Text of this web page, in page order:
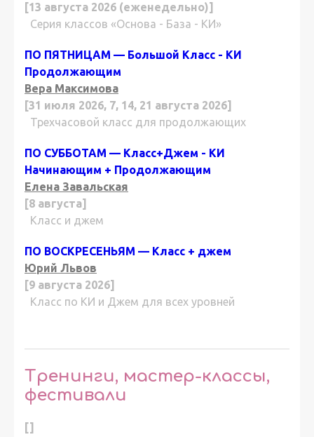
[13 августа 2026 (еженедельно)]
Серия классов «Основа - База - КИ»
ПО ПЯТНИЦАМ — Большой Класс - КИ
Продолжающим
Вера Максимова
[31 июля 2026, 7, 14, 21 августа 2026]
Трехчасовой класс для продолжающих
ПО СУББОТАМ — Класс+Джем - КИ
Начинающим + Продолжающим
Елена Завальская
[8 августа]
Класс и джем
ПО ВОСКРЕСЕНЬЯМ — Класс + джем
Юрий Львов
[9 августа 2026]
Класс по КИ и Джем для всех уровней
Тренинги, мастер-классы,
фестивали
[]